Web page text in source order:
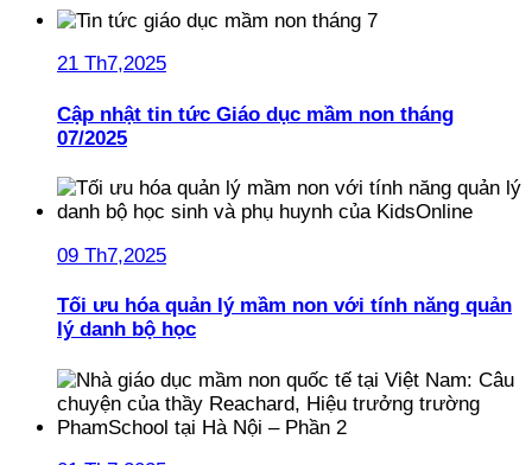
21 Th7,2025
Cập nhật tin tức Giáo dục mầm non tháng
07/2025
09 Th7,2025
Tối ưu hóa quản lý mầm non với tính năng quản
lý danh bộ học